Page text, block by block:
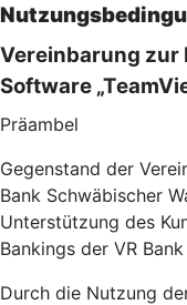
Vereinbarung zur
Software
Präambel
Gegenstand der
Bank Schwäbischer
Unterstützung des
Bankings der VR
Durch die Nutzung